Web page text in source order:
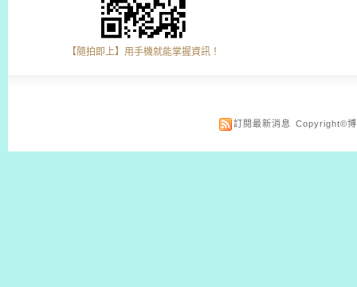
【隨拍即上】用手機就能掌握資訊！
訂閱最新消息 Copyright©